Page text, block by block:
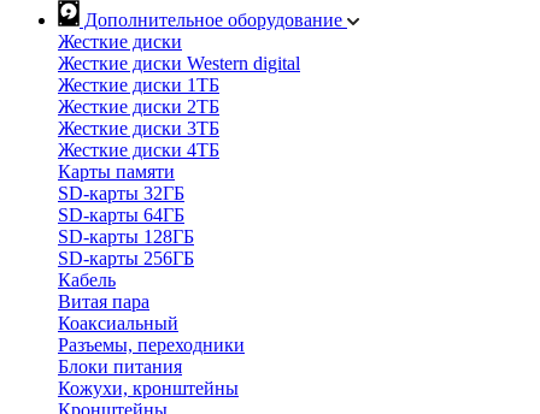
Дополнительное оборудование
Жесткие диски
Жесткие диски Western digital
Жесткие диски 1ТБ
Жесткие диски 2ТБ
Жесткие диски 3ТБ
Жесткие диски 4ТБ
Карты памяти
SD-карты 32ГБ
SD-карты 64ГБ
SD-карты 128ГБ
SD-карты 256ГБ
Кабель
Витая пара
Коаксиальный
Разъемы, переходники
Блоки питания
Кожухи, кронштейны
Кронштейны